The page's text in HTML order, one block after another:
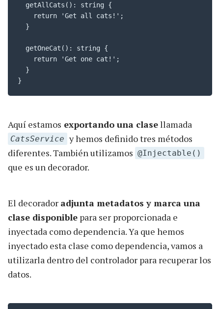
  getAllCats(): string {
    return 'Get all cats!';
  }
  getOneCat(): string {
    return 'Get one cat!';
  }
}
Aquí estamos exportando una clasellamada
CatsService y hemos definido tres métodos
diferentes. También utilizamos @Injectable()
que es un decorador.
El decorador adjunta metadatos y marca una
clase disponible para ser proporcionada e
inyectada como dependencia. Ya que hemos
inyectado esta clase como dependencia, vamos a
utilizarla dentro del controlador para recuperar los
datos.